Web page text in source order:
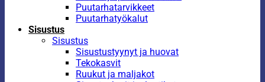
Puutarhatarvikkeet
Puutarhatyökalut
Sisustus
Sisustus
Sisustustyynyt ja huovat
Tekokasvit
Ruukut ja maljakot